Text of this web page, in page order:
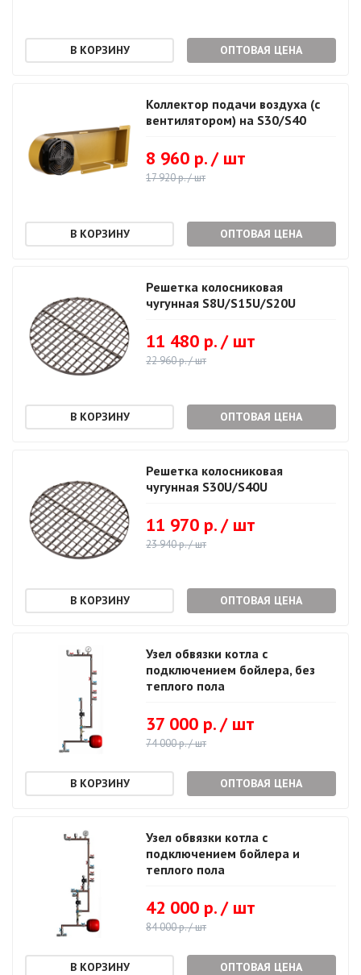
ОПТОВАЯ ЦЕНА
Коллектор подачи воздуха (с
вентилятором) на S30/S40
8 960 р. / шт
17 920 р. / шт
ОПТОВАЯ ЦЕНА
Решетка колосниковая
чугунная S8U/S15U/S20U
11 480 р. / шт
22 960 р. / шт
ОПТОВАЯ ЦЕНА
Решетка колосниковая
чугунная S30U/S40U
11 970 р. / шт
23 940 р. / шт
ОПТОВАЯ ЦЕНА
Узел обвязки котла с
подключением бойлера, без
теплого пола
37 000 р. / шт
74 000 р. / шт
ОПТОВАЯ ЦЕНА
Узел обвязки котла с
подключением бойлера и
теплого пола
42 000 р. / шт
84 000 р. / шт
ОПТОВАЯ ЦЕНА